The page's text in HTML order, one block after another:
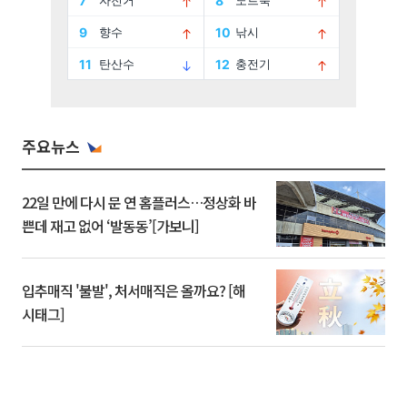
주요뉴스
22일 만에 다시 문 연 홈플러스…정상화 바
쁜데 재고 없어 ‘발동동’[가보니]
입추매직 '불발', 처서매직은 올까요? [해
시태그]